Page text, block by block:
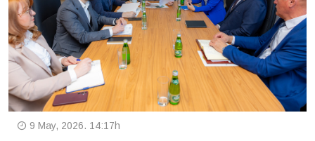
9 May, 2026. 14:17h